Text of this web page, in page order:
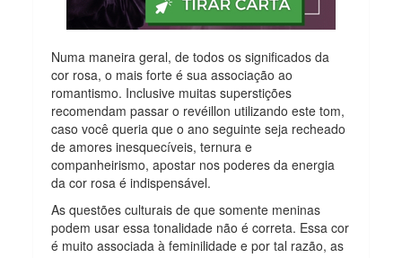
Numa maneira geral, de todos os significados da
cor rosa, o mais forte é sua associação ao
romantismo. Inclusive muitas superstições
recomendam passar o revéillon utilizando este tom,
caso você queria que o ano seguinte seja recheado
de amores inesquecíveis, ternura e
companheirismo, apostar nos poderes da energia
da cor rosa é indispensável.
As questões culturais de que somente meninas
podem usar essa tonalidade não é correta. Essa cor
é muito associada à feminilidade e por tal razão, as